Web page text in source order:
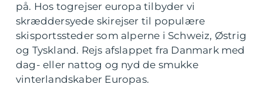
på. Hos togrejser europa tilbyder vi
skræddersyede skirejser til populære
skisportssteder som alperne i Schweiz, Østrig
og Tyskland. Rejs afslappet fra Danmark med
dag- eller nattog og nyd de smukke
vinterlandskaber Europas.